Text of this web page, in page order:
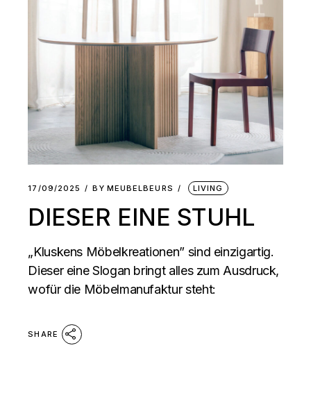
17/09/2025 BY MEUBELBEURS LIVING
DIESER EINE STUHL
„Kluskens Möbelkreationen” sind einzigartig.
Dieser eine Slogan bringt alles zum Ausdruck,
wofür die Möbelmanufaktur steht:
SHARE